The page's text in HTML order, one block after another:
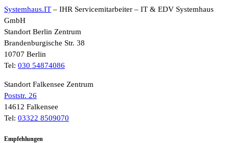
Systemhaus.IT – IHR Servicemitarbeiter – IT & EDV Systemhaus
GmbH
Standort Berlin Zentrum
Brandenburgische Str. 38
10707 Berlin
Tel: 030 54874086
Standort Falkensee Zentrum
Poststr. 26
14612 Falkensee
Tel: 03322 8509070
Empfehlungen